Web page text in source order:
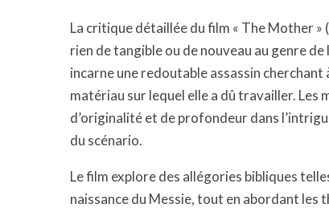
La critique détaillée du film « The Mother
rien de tangible ou de nouveau au genre
incarne une redoutable assassin
matériau sur lequel elle a dû travailler.
d’originalité et de profondeur dans
du scénario.
Le film explore des allégories bibliques
naissance du Messie, tout en abordant les